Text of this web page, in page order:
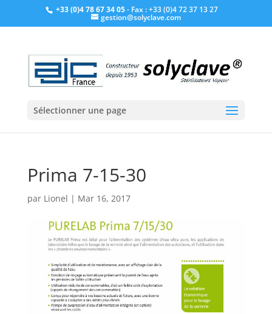
+33 (0)4 78 67 34 05- Fax : +33 (0)4 72 37 13 27
gestion@solyclave.com
Sélectionner une page
Prima 7-15-30
par Lionel | Mar 16, 2017